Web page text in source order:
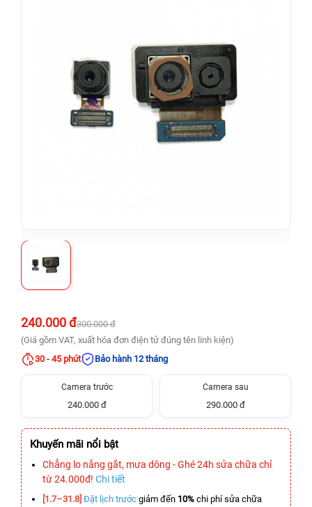
240.000 đ300.000 đ
(Giá gồm VAT, xuất hóa đơn điện tử đúng tên linh kiện)
30 - 45 phút
Bảo hành 12 tháng
Camera trước
240.000 đ
Camera sau
290.000 đ
Khuyến mãi nổi bật
Chẳng lo nắng gắt, mưa dông - Ghé 24h sửa chữa chỉ
từ 24.000đ! Chi tiết
[1.7–31.8] Đặt lịch trước giảm đến 10% chi phí sửa chữa